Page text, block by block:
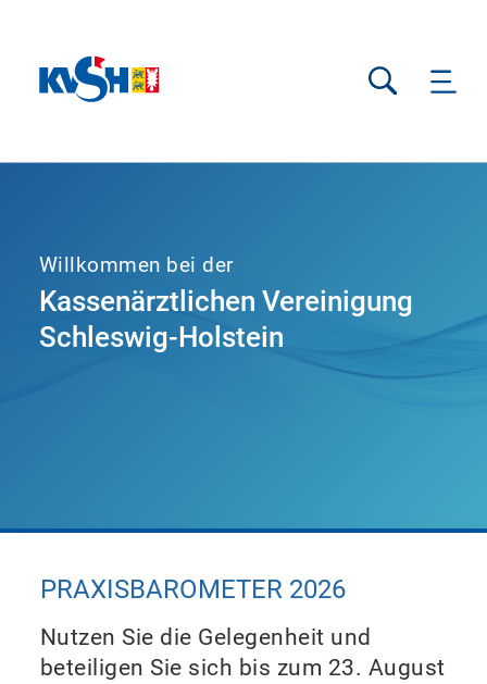
Suche
Willkommen bei der
Kassenärztlichen Vereinigung
Schleswig-Holstein
PRAXISBAROMETER 2026
Nutzen Sie die Gelegenheit und
beteiligen Sie sich bis zum 23. August